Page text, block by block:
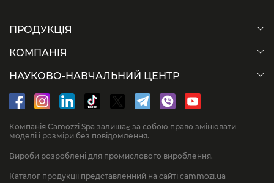
ПРОДУКЦІЯ
КОМПАНІЯ
НАУКОВО-НАВЧАЛЬНИЙ ЦЕНТР
Компанія Camozzi Spa залишає за собою право змінювати
моделі і розміри без повідомлення.
Вироби розроблені для промислового вироблення.
Каталог продукції представленний на сайті cammozi.ua